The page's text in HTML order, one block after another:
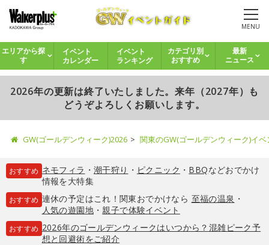
MENU
エリアから探
す
イベント
カレンダー
イベント
ランキング
カテゴリ別
おすすめ
最新
ニュース
2026年の更新は終了いたしました。来年（2027年）も
どうぞよろしくお願いします。
GW(ゴールデンウィーク)2026 関東のGW(ゴールデンウィーク)イ
おすすめ ネモフィラ ・ 潮干狩り ・ ピクニック ・ BBQなどおでかけ
情報を大特集
おすすめ 連休の予定はこれ！関東おでかけなら 至福の温泉 ・
人気の遊園地・親子で体験イベント
おすすめ 2026年のゴールデンウィークはいつから？混雑ピーク予
想と回避術をご紹介